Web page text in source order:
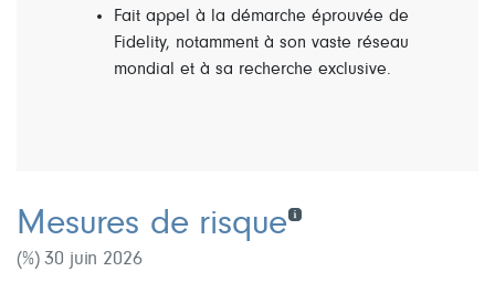
Fait appel à la démarche éprouvée de
Fidelity, notamment à son vaste réseau
mondial et à sa recherche exclusive.
Mesures de risque
(%) 30 juin 2026